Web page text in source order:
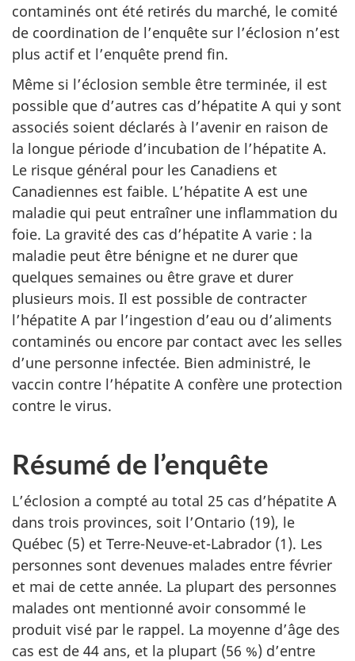
contaminés ont été retirés du marché, le comité
de coordination de l’enquête sur l’éclosion n’est
plus actif et l’enquête prend fin.
Même si l’éclosion semble être terminée, il est
possible que d’autres cas d’hépatite A qui y sont
associés soient déclarés à l’avenir en raison de
la longue période d’incubation de l’hépatite A.
Le risque général pour les Canadiens et
Canadiennes est faible. L’hépatite A est une
maladie qui peut entraîner une inflammation du
foie. La gravité des cas d’hépatite A varie : la
maladie peut être bénigne et ne durer que
quelques semaines ou être grave et durer
plusieurs mois. Il est possible de contracter
l’hépatite A par l’ingestion d’eau ou d’aliments
contaminés ou encore par contact avec les selles
d’une personne infectée. Bien administré, le
vaccin contre l’hépatite A confère une protection
contre le virus.
Résumé de l’enquête
L’éclosion a compté au total 25 cas d’hépatite A
dans trois provinces, soit l’Ontario (19), le
Québec (5) et Terre-Neuve-et-Labrador (1). Les
personnes sont devenues malades entre février
et mai de cette année. La plupart des personnes
malades ont mentionné avoir consommé le
produit visé par le rappel. La moyenne d’âge des
cas est de 44 ans, et la plupart (56 %) d’entre